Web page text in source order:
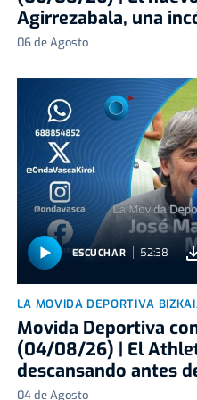
Agirrezabala, una
06 de Agosto
ESCUCHAR 52:38
LA MOVIDA DEPORTIVA
Movida Deportiva
(04/08/26) | El
descansando antes
04 de Agosto